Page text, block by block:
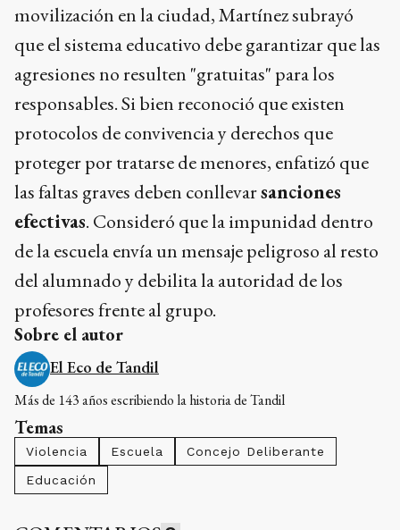
movilización en la ciudad, Martínez subrayó
que el sistema educativo debe garantizar que las
agresiones no resulten "gratuitas" para los
responsables. Si bien reconoció que existen
protocolos de convivencia y derechos que
proteger por tratarse de menores, enfatizó que
las faltas graves deben conllevarsanciones
efectivas. Consideró que la impunidad dentro
de la escuela envía un mensaje peligroso al resto
del alumnado y debilita la autoridad de los
profesores frente al grupo.
Sobre el autor
El Eco de Tandil
Más de 143 años escribiendo la historia de Tandil
Temas
Violencia Escuela
Concejo Deliberante
Educación